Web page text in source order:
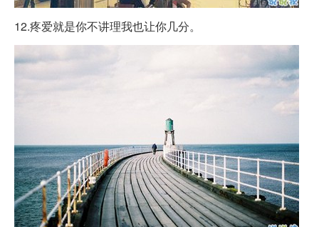
12.疼爱就是你不讲理我也让你几分。 ​​​​